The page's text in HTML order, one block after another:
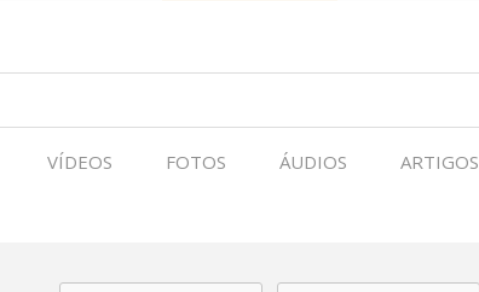
VÍDEOS FOTOS ÁUDIOS ARTIGOS